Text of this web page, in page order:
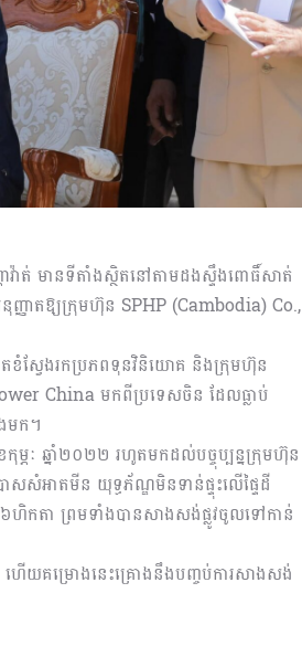
ាត់ មានទីតាំងស្ថិតនៅតាមដងស្ទឹងពោធិ៍សាត់
នុញ្ញាតឱ្យក្រុមហ៊ុន SPHP (Cambodia) Co.,
ខំ​ស្វែង​រក​ប្រភពទុនវិនិយោគ និងក្រុមហ៊ុន
China មកពីប្រទេសចិន ដែលធ្លាប់
មក។
ម្ភៈ ឆ្នាំ២០២២ រហូតមកដល់បច្ចុប្បន្នក្រុមហ៊ុន
អាតមីន យុទ្ធភ័ណ្ឌមិនទាន់ផ្ទុះលើផ្ទៃដី
ហិកតា ព្រមទាំងបានសាងសង់ផ្លូវចូលទៅកាន់
ើយគម្រោងនេះគ្រោងនឹងបញ្ចប់ការសាងសង់​